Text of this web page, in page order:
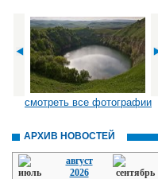
смотреть все фотографии
АРХИВ НОВОСТЕЙ
август
2026